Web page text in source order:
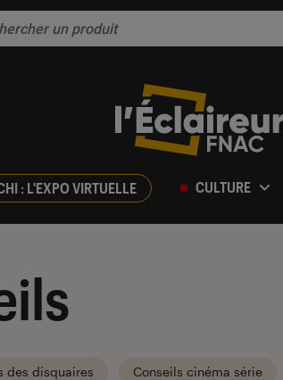
: L'EXPO VIRTUELLE CULTURE
des disquaires Conseils cinéma série